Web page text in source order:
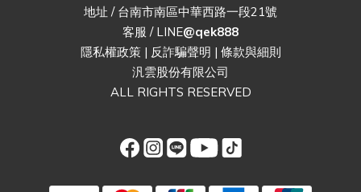
地址 / 台南市南區中華西路一段21號
客服 / LINE@qek888
隱私權政策| 反詐騙聲明 | 條款與細則
汎雲股份有限公司
ALL RIGHTS RESERVED